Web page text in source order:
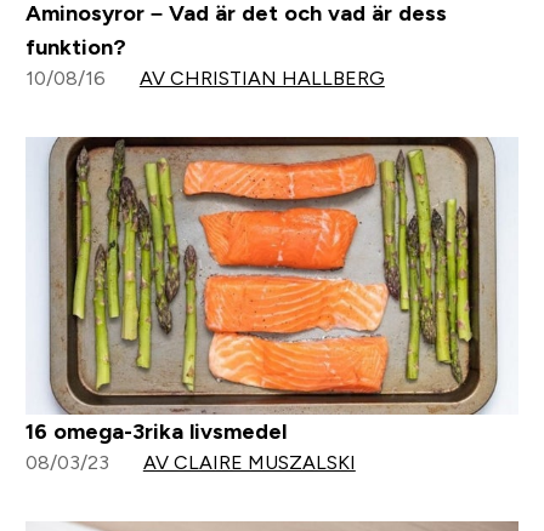
Aminosyror – Vad är det och vad är dess
funktion?
10/08/16 AV CHRISTIAN HALLBERG
16 omega-3rika livsmedel
08/03/23 AV CLAIRE MUSZALSKI